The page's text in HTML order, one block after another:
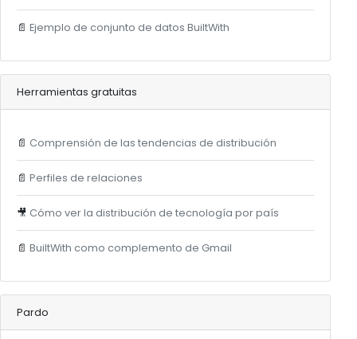
📄 Ejemplo de conjunto de datos BuiltWith
Herramientas gratuitas
📄 Comprensión de las tendencias de distribución
📄 Perfiles de relaciones
🎥 Cómo ver la distribución de tecnología por país
📄 BuiltWith como complemento de Gmail
Pardo